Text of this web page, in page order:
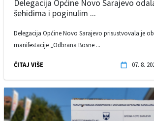
Delegacija Općine Novo Sarajevo
šehidima i poginulim ...
Delegacija Općine Novo Sarajevo prisustvovala je
manifestacije „Odbrana Bosne ...
ČITAJ VIŠE 07. 8.